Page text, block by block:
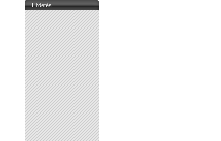
Hirdetés